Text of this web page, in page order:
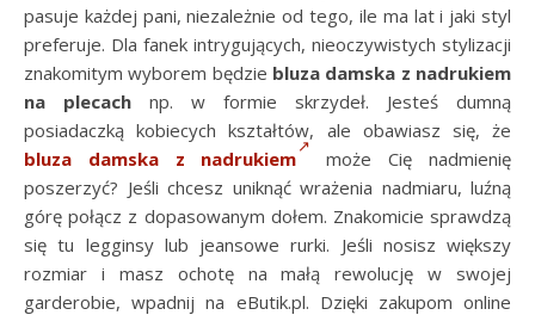
pasuje każdej pani, niezależnie od tego, ile ma lat i jaki styl
preferuje. Dla fanek intrygujących, nieoczywistych stylizacji
znakomitym wyborem będzie bluza damska z nadrukiem
na plecach np. w formie skrzydeł. Jesteś dumną
posiadaczką kobiecych kształtów, ale obawiasz się, że
bluza damska z nadrukiem
może Cię nadmienię
poszerzyć? Jeśli chcesz uniknąć wrażenia nadmiaru, luźną
górę połącz z dopasowanym dołem. Znakomicie sprawdzą
się tu legginsy lub jeansowe rurki. Jeśli nosisz większy
rozmiar i masz ochotę na małą rewolucję w swojej
garderobie, wpadnij na eButik.pl. Dzięki zakupom online